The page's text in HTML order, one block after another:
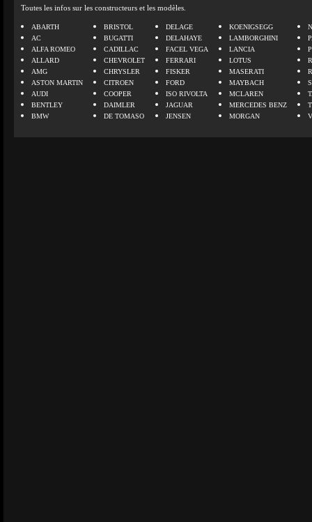
Toutes les infos sur les constructeurs et les modèles.
ABARTH
AC
ALFA ROMEO
ALLARD
AMG
ASTON MARTIN
AUDI
BENTLEY
BMW
BRISTOL
BUGATTI
CADILLAC
CHEVROLET
CHRYSLER
CITROEN
COOPER
DAIMLER
DE TOMASO
DELAGE
DELAHAYE
FACEL VEGA
FERRARI
FISKER
FORD
ISO RIVOLTA
JAGUAR
JENSEN
KOENIGSEGG
LAMBORGHINI
LANCIA
LOTUS
MASERATI
MAYBACH
MCLAREN
MERCEDES BENZ
MORGAN